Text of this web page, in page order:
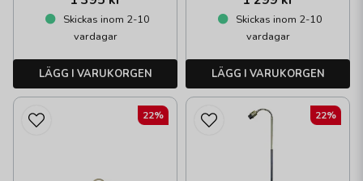
Skickas inom 2-10
vardagar
LÄGG I VARUKORGEN
Skickas inom 2-10
vardagar
LÄGG I VARUKORGEN
22% 22%